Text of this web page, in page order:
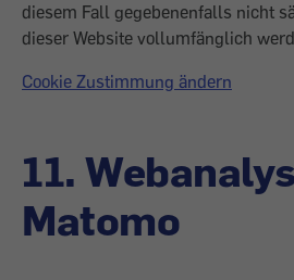
diesem Fall gegebenenfalls nicht
dieser Website vollumfänglich
Cookie Zustimmung ändern
11.
Matomo